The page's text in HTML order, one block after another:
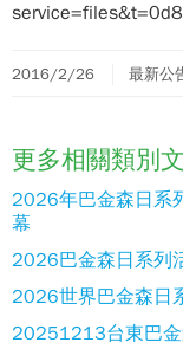
2016/2/26 最新公
更多相關類別
2026年巴金森日系
幕
2026巴金森日系列
2026世界巴金森日
20251213台東巴